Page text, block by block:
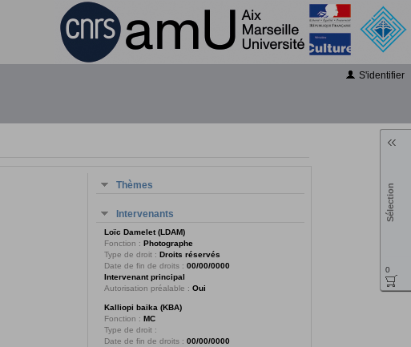
S'identifier
Thèmes
Intervenants
Loïc Damelet (LDAM)
Fonction : Photographe
Type de droit : Droits réservés
Date de fin de droits : 00/00/0000
Intervenant principal
Autorisation préalable : Oui
Kalliopi baika (KBA)
Fonction : MC
Type de droit :
Date de fin de droits : 00/00/0000
Sélection
0